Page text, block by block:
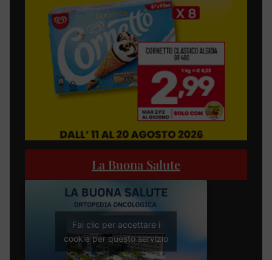
La Buona Salute
Fai clic per accettare i
cookie per questo servizio